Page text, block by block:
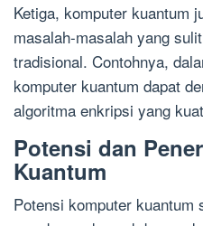
Ketiga, komputer kuantum
masalah-masalah yang
tradisional. Contohnya,
komputer kuantum dapat
algoritma enkripsi yang
Potensi dan
Kuantum
Potensi komputer kuantum